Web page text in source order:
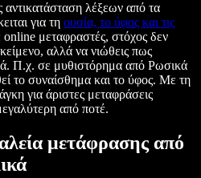
λέξεων από τα
για τη ουσία, το ύφος και τις
μεταφραστές, στόχος δεν
αλλά να νιώθεις πως
Π.χ. σε μυθιστόρημα από Ρωσικά
το συναίσθημα και το ύφος. Με τη
για άριστες μεταφράσεις
από ποτέ.
μετάφρασης από